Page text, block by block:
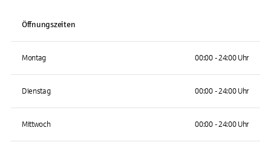
Öffnungszeiten
Montag 00:00 - 24:00 Uhr
Dienstag 00:00 - 24:00 Uhr
Mittwoch 00:00 - 24:00 Uhr